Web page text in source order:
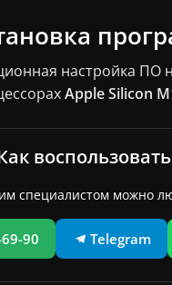
настройка ПО
Apple Silicon
специалистом можно
90 Telegram